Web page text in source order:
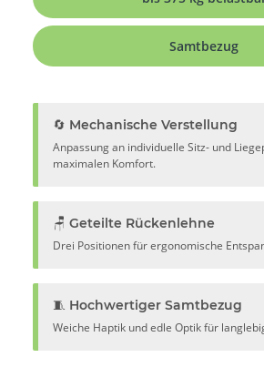
Samtbezug
🔄 Mechanische Verstellung
Anpassung an individuelle Sitz- und
maximalen Komfort.
🪑 Geteilte Rückenlehne
Drei Positionen für ergonomische
🧵 Hochwertiger Samtbezug
Weiche Haptik und edle Optik für